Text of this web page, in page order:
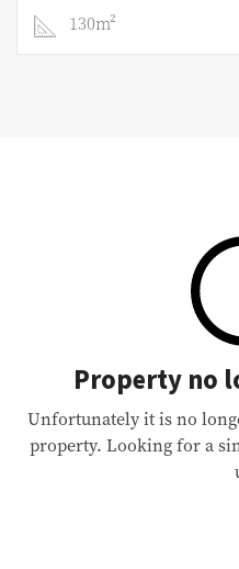
130m²
Property no
Unfortunately it is no
property. Looking for a